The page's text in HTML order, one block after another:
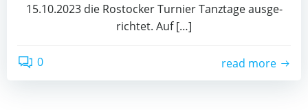
15.10.2023 die Ros­to­cker Tur­nier Tanz­ta­ge aus­ge­
rich­tet. Auf […]
0 read more